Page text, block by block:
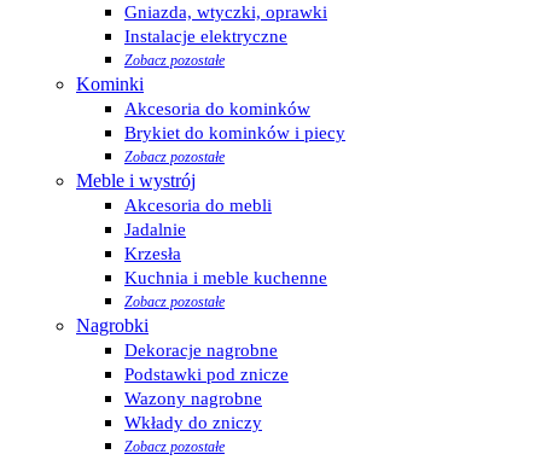
Gniazda, wtyczki, oprawki
Instalacje elektryczne
Zobacz pozostałe
Kominki
Akcesoria do kominków
Brykiet do kominków i piecy
Zobacz pozostałe
Meble i wystrój
Akcesoria do mebli
Jadalnie
Krzesła
Kuchnia i meble kuchenne
Zobacz pozostałe
Nagrobki
Dekoracje nagrobne
Podstawki pod znicze
Wazony nagrobne
Wkłady do zniczy
Zobacz pozostałe